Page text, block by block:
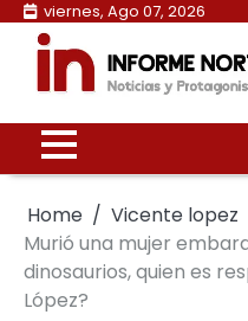
Skip
content
viernes, Ago 07, 2026
Home
Vicente lopez
Murió una mujer
dinosaurios, quien es
López?